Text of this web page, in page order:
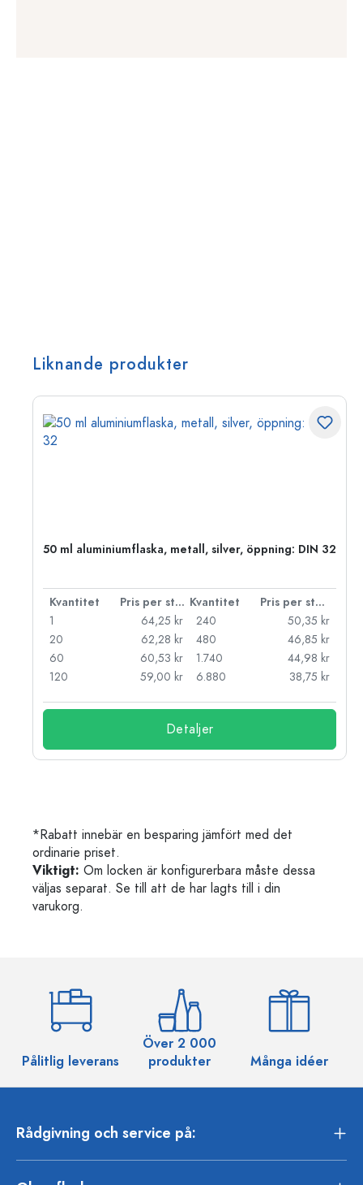
Liknande produkter
50 ml aluminiumflaska, metall, silver, öppning: DIN 32
Kvantitet Pris per styck Kvantitet
Pris per styck
1
64,25 kr
20
62,28 kr
60
60,53 kr
120
59,00 kr
240
50,35 kr
480
46,85 kr
1.740
44,98 kr
6.880
38,75 kr
Detaljer
*Rabatt innebär en besparing jämfört med det
ordinarie priset.
Viktigt: Om locken är konfigurerbara måste dessa
väljas separat. Se till att de har lagts till i din
varukorg.
Pålitlig leverans
Över 2 000
produkter
Många idéer
Rådgivning och service på: